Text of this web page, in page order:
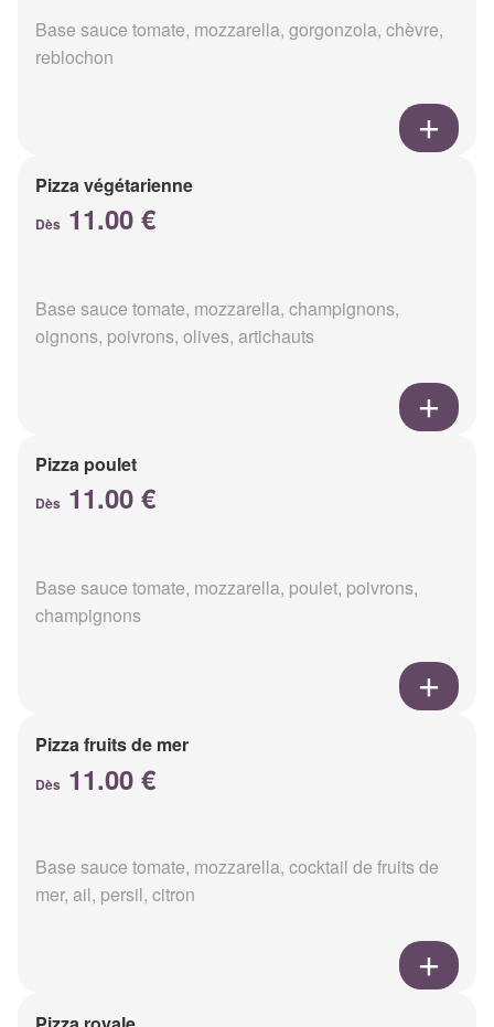
Base sauce tomate, mozzarella, gorgonzola, chèvre,
reblochon
Pizza végétarienne
Dès 11.00 €
Base sauce tomate, mozzarella, champignons,
oignons, poivrons, olives, artichauts
Pizza poulet
Dès 11.00 €
Base sauce tomate, mozzarella, poulet, poivrons,
champignons
Pizza fruits de mer
Dès 11.00 €
Base sauce tomate, mozzarella, cocktail de fruits de
mer, ail, persil, citron